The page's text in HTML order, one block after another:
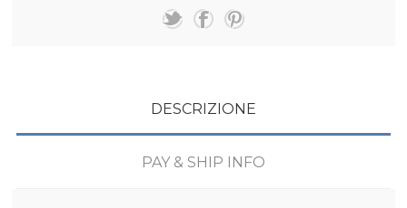
DESCRIZIONE
PAY & SHIP INFO